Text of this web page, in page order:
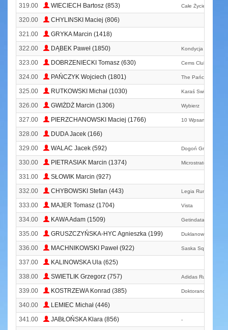
319.00
WIECIECH Bartosz (853) Całe Życie W
320.00
CHYLINSKI Maciej (806)
321.00
GRYKA Marcin (1418)
322.00
DĄBEK Paweł (1850) Kondycja
323.00 DOBRZENIECKI Tomasz (630) Cems Club
324.00 PAŃCZYK Wojciech (1801) The Pańczyx
325.00 RUTKOWSKI Michał (1030) Karaś Swimming
326.00 GWIŻDŻ Marcin (1306) Wybierz
327.00 PIERZCHANOWSKI Maciej (1766) 10 Wpsam
328.00
DUDA Jacek (166)
329.00
WALAC Jacek (592) Dogoń Grodzisk
330.00 PIETRASIAK Marcin (1374) Microstrategy
331.00
SŁOWIK Marcin (927)
332.00
CHYBOWSKI Stefan (443) Legia Run Club
333.00 MAJER Tomasz (1704) Vista
334.00 KAWA Adam (1509) Getindata
335.00 GRUSZCZYŃSKA-HYC Agnieszka (199) Duklanowski Team
336.00 MACHNIKOWSKI Paweł (922) Saska Squad
337.00
KALINOWSKA Ula (625)
338.00
SWIETLIK Grzegorz (757) Adidas Runners
339.00 KOSTRZEWA Konrad (385) Doktoranci
340.00
LEMIEC Michał (446)
341.00
JABŁOŃSKA Klara (856) -